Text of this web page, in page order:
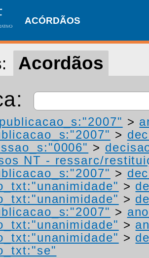
ACÓRDÃOS
Acordãos
>
>
>
NT - ressarc/
>
>
>
>
>
>